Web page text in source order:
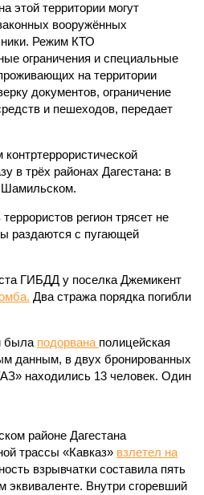
этой территории могут
вооружённых
Режим КТО
ограничения и специальные
на территории
документов, ограничение
и пешеходов, передает
в трёх районах Дагестана: в
Шамильском.
регион трясет не
раздаются с пугающей
ГИБДД у поселка Джемикент
Два стража порядка погибли
была подорвана полицейская
данным, в двух бронированных
находились 13 человек. Один
районе Дагестана
трассы «Кавказ» взлетел на
взрывчатки составила пять
эквиваленте. Внутри сгоревший